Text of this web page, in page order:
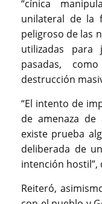
“cínica
unilateral de la
peligroso de las
utilizadas para
pasadas,
destrucción
“El intento de
de amenaza
existe prueba
deliberada de
intención hostil”,
Reiteró,